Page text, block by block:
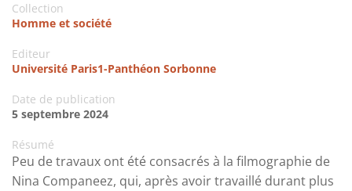
Collection
Homme et société
Editeur
Université Paris1-Panthéon Sorbonne
Date de publication
5 septembre 2024
Résumé
Peu de travaux ont été consacrés à la filmographie de
Nina Companeez, qui, après avoir travaillé durant plus